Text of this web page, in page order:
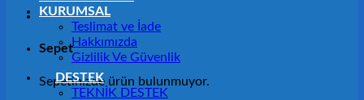
Sepet
Sepetinizde ürün bulunmuyor.
KURUMSAL
Teslimat ve İade
Hakkımızda
Gizlilik Ve Güvenlik
DESTEK
TEKNİK DESTEK